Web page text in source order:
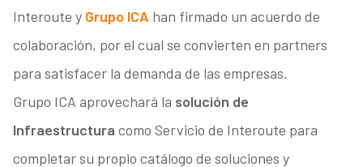
Interoute y Grupo ICA han firmado un acuerdo de
colaboración, por el cual se convierten en partners
para satisfacer la demanda de las empresas.
Grupo ICA aprovechará la solución de
Infraestructura como Servicio de Interoute para
completar su propio catálogo de soluciones y